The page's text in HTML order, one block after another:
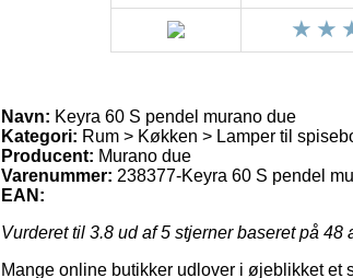
Navn: Keyra 60 S pendel murano due
Kategori: Rum > Køkken > Lamper til
Producent: Murano due
Varenummer: 238377-Keyra 60 S pendel
EAN:
Vurderet til 3.8 ud af 5 stjerner baseret på 48
Mange online butikker udlover i øjeblikket et